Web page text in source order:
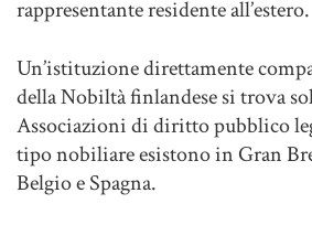
rappresentante residente all’estero.
Un’istituzione direttamente
della Nobiltà finlandese si trova
Associazioni di diritto pubblico
tipo nobiliare esistono in Gran
Belgio e Spagna.